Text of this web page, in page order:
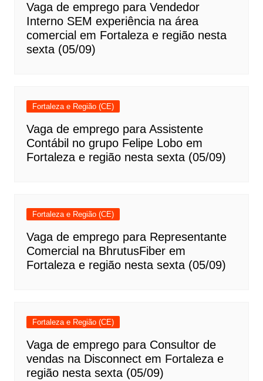
Vaga de emprego para Vendedor
Interno SEM experiência na área
comercial em Fortaleza e região nesta
sexta (05/09)
Fortaleza e Região (CE)
Vaga de emprego para Assistente
Contábil no grupo Felipe Lobo em
Fortaleza e região nesta sexta (05/09)
Fortaleza e Região (CE)
Vaga de emprego para Representante
Comercial na BhrutusFiber em
Fortaleza e região nesta sexta (05/09)
Fortaleza e Região (CE)
Vaga de emprego para Consultor de
vendas na Disconnect em Fortaleza e
região nesta sexta (05/09)